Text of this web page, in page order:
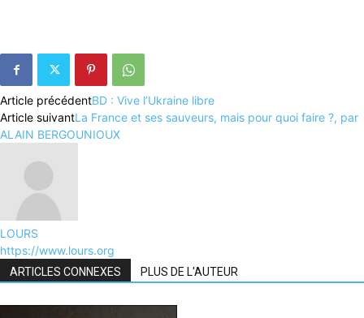
Article précédentBD : Vive l’Ukraine libre
Article suivantLa France et ses sauveurs, mais pour quoi faire ?, par
ALAIN BERGOUNIOUX
LOURS
https://www.lours.org
ARTICLES CONNEXES PLUS DE L'AUTEUR